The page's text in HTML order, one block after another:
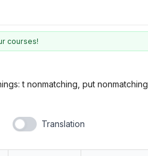
courses!
t nonmatching, put nonmatching
Translation